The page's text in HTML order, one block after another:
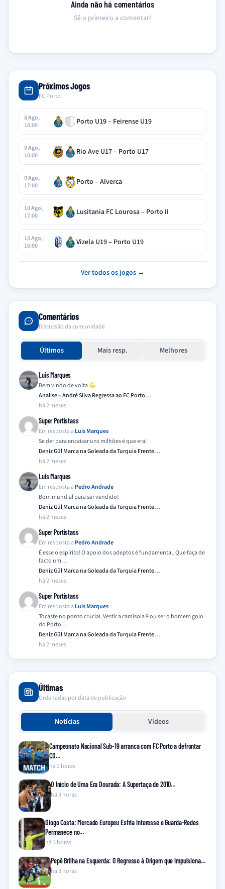
Ainda não há comentários
Sê o primeiro a comentar!
Próximos Jogos
FC Porto
8 Ago,
16:00
Porto U19 – Feirense U19
9 Ago,
10:00
Rio Ave U17 – Porto U17
9 Ago,
17:00
Porto – Alverca
10 Ago,
17:00
Lusitania FC Lourosa – Porto II
15 Ago,
16:00
Vizela U19 – Porto U19
Ver todos os jogos →
Comentários
Discussão da comunidade
Últimos Mais resp. Melhores
Luis Marques
Bem vindo de volta
Analise – André Silva Regressa ao FC Porto…
há 2 meses
Super Portistass
Em resposta a Luis Marques
Se der para encaixar uns milhões é que era!
Deniz Gül Marca na Goleada da Turquia Frente…
há 2 meses
Luis Marques
Em resposta a Pedro Andrade
Bom mundial para ser vendido!
Deniz Gül Marca na Goleada da Turquia Frente…
há 2 meses
Super Portistass
Em resposta a Pedro Andrade
É esse o espírito! O apoio dos adeptos é fundamental. Que faça de
facto um…
Deniz Gül Marca na Goleada da Turquia Frente…
há 2 meses
Super Portistass
Em resposta a Luis Marques
Tocaste no ponto crucial. Vestir a camisola 9 ou ser o homem golo
do Porto…
Deniz Gül Marca na Goleada da Turquia Frente…
há 2 meses
Últimas
Ordenadas por data de publicação
Notícias Vídeos
Campeonato Nacional Sub-19 arranca com FC Porto a defrontar
CD…
há 3 horas
O Início de Uma Era Dourada: A Supertaça de 2010…
há 3 horas
Diogo Costa: Mercado Europeu Esfria Interesse e Guarda-Redes
Permanece no…
há 3 horas
Pepê Brilha na Esquerda: O Regresso à Origem que Impulsiona…
há 3 horas